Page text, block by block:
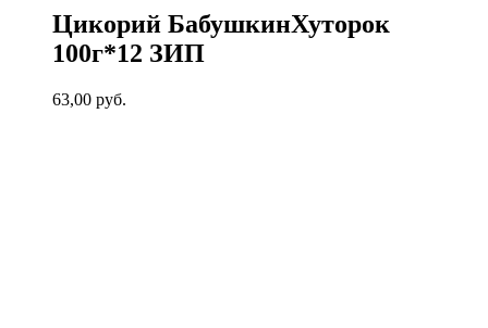
Цикорий БабушкинХуторок
100г*12 ЗИП
63,00 руб.